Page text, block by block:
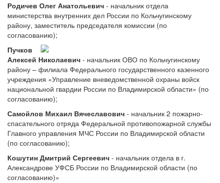
Родичев Олег Анатольевич - начальник отдела
министерства внутренних дел России по Кольчугинскому
району, заместитель председателя комиссии (по
согласованию);
Пучков
Алексей Николаевич - начальник ОВО по Кольчугинскому
району – филиала Федерального государственного казенного
учреждения «Управление вневедомственной охраны войск
национальной гвардии России по Владимирской области» (по
согласованию);
Самойлов Михаил Вячеславович - начальник 2 пожарно-
спасательного отряда Федеральной противопожарной службы
Главного управления МЧС России по Владимирской области
(по согласованию);
Кошутин Дмитрий Сергеевич - начальник отдела в г.
Александрове УФСБ России по Владимирской области (по
согласованию)»